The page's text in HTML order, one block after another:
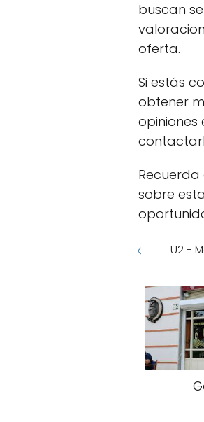
buscan
oferta.
Si estás
obtener
opiniones
sobre
U2 -